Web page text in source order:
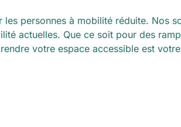
les personnes à mobilité réduite. Nos
actuelles. Que ce soit pour des
votre espace accessible est